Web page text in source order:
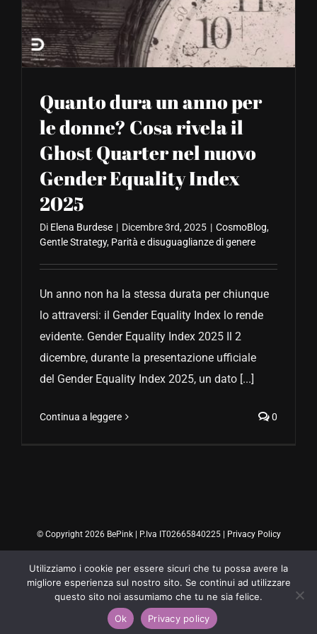
CONTATTACI
Quanto dura un anno per
le donne? Cosa rivela il
Ghost Quarter nel nuovo
Gender Equality Index
2025
Di Elena Burdese | Dicembre 3rd, 2025 | CosmoBlog,
Gentle Strategy, Parità e disuguaglianze di genere
Un anno non ha la stessa durata per chiunque
lo attraversi: il Gender Equality Index lo rende
evidente. Gender Equality Index 2025 Il 2
dicembre, durante la presentazione ufficiale
del Gender Equality Index 2025, un dato [...]
Continua a leggere 0
© Copyright 2026 BePink | P.Iva IT02665840225 | Privacy Policy
Utilizziamo i cookie per essere sicuri che tu possa avere la
migliore esperienza sul nostro sito. Se continui ad utilizzare
questo sito noi assumiamo che tu ne sia felice.
Ok
Privacy policy